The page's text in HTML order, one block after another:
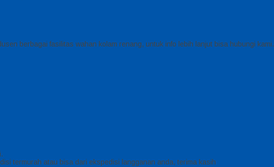
berbagai fasilitas wahan kolam renang, untuk info lebih lanjut bisa hubungi kami.
termurah atau bisa dari ekspedisi langganan anda, terima kasih